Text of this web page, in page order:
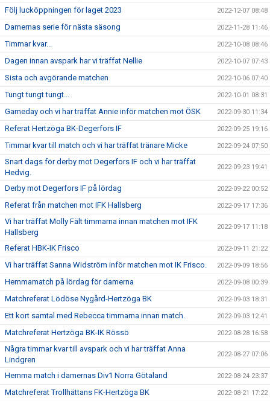
Följ lucköppningen för laget 2023 2022-12-07 08:48
Damernas serie för nästa säsong 2022-11-28 11:46
Timmar kvar... 2022-10-08 08:46
Dagen innan avspark har vi träffat Nellie 2022-10-07 07:43
Sista och avgörande matchen 2022-10-06 07:40
Tungt tungt tungt... 2022-10-01 08:31
Gameday och vi har träffat Annie inför matchen mot ÖSK 2022-09-30 11:34
Referat Hertzöga BK-Degerfors IF 2022-09-25 19:16
Timmar kvar till match och vi har träffat tränare Micke 2022-09-24 07:50
Snart dags för derby mot Degerfors IF och vi har träffat
Hedvig.
2022-09-23 19:41
Derby mot Degerfors IF på lördag 2022-09-22 00:52
Referat från matchen mot IFK Hallsberg 2022-09-17 17:36
Vi har träffat Molly Fält timmarna innan matchen mot IFK
Hallsberg
2022-09-17 11:18
Referat HBK-IK Frisco 2022-09-11 21:22
Vi har träffat Sanna Widström inför matchen mot IK Frisco. 2022-09-09 18:56
Hemmamatch på lördag för damerna 2022-09-08 00:39
Matchreferat Lödöse Nygård-Hertzöga BK 2022-09-03 18:31
Ett kort samtal med Rebecca timmarna innan match. 2022-09-03 12:41
Matchreferat Hertzöga BK-IK Rössö 2022-08-28 16:58
Några timmar kvar till avspark och vi har träffat Anna
Lindgren
2022-08-27 07:06
Hemma match i damernas Div1 Norra Götaland 2022-08-24 23:37
Matchreferat Trollhättans FK-Hertzöga BK 2022-08-21 17:22